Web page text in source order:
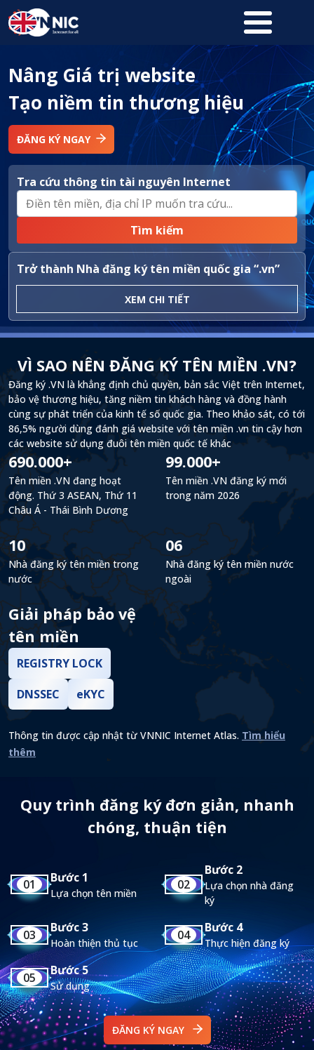
Nhảy đến nội dung
Nâng Giá trị website
Tạo niềm tin thương hiệu
ĐĂNG KÝ NGAY
Tra cứu thông tin tài nguyên Internet
Trở thành Nhà đăng ký tên miền quốc gia “.vn”
XEM CHI TIẾT
VÌ SAO NÊN ĐĂNG KÝ TÊN MIỀN .VN?
Đăng ký .VN là khẳng định chủ quyền, bản sắc Việt trên Internet,
bảo vệ thương hiệu, tăng niềm tin khách hàng và đồng hành
cùng sự phát triển của kinh tế số quốc gia. Theo khảo sát, có tới
86,5% người dùng đánh giá website với tên miền .vn tin cậy hơn
các website sử dụng đuôi tên miền quốc tế khác
690.000+
Tên miền .VN đang hoạt
động. Thứ 3 ASEAN, Thứ 11
Châu Á - Thái Bình Dương
99.000+
Tên miền .VN đăng ký mới
trong năm 2026
10
Nhà đăng ký tên miền trong
nước
06
Nhà đăng ký tên miền nước
ngoài
Giải pháp bảo vệ
tên miền
REGISTRY LOCK
DNSSEC
eKYC
Thông tin được cập nhật từ VNNIC Internet Atlas. Tìm hiểu
thêm
Quy trình đăng ký đơn giản, nhanh
chóng, thuận tiện
01 Bước 1
Lựa chọn tên miền
02
Bước 2
Lựa chọn nhà đăng
ký
03 Bước 3
Hoàn thiện thủ tục
04 Bước 4
Thực hiện đăng ký
05 Bước 5
Sử dụng
ĐĂNG KÝ NGAY